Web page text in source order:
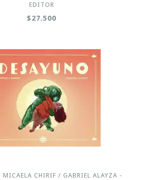
EDITOR
$27.500
MICAELA CHIRIF / GABRIEL ALAYZA -